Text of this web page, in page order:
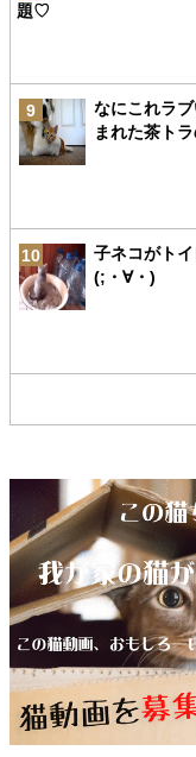
題♡
9
なにこれラ
まれた茶ト
10
子ネコがト
(;・∀・)